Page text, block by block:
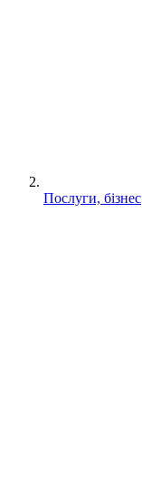
Послуги, бізнес